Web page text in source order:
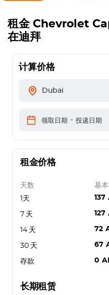
租金 Chevrolet
在迪拜
计算价格
Dubai
领取日期 - 投递日期
租金价格
天数
基本
1天
137
7 天 127
14 天 72
30 天 67
存款 0
长期租赁